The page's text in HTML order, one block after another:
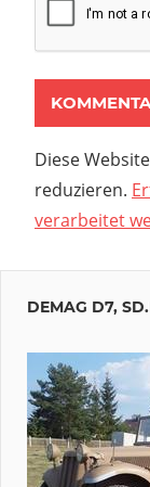
Diese
reduzieren.
verarbeitet
DEMAG D7,